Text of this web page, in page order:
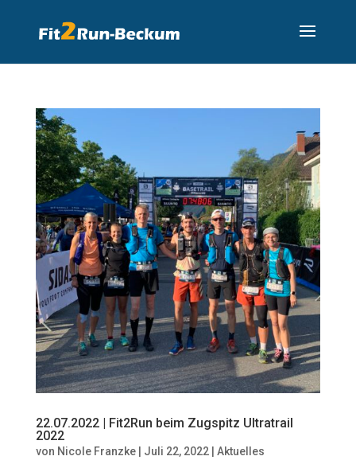
22.07.2022 | Fit2Run beim Zugspitz Ultratrail
2022
von Nicole Franzke| Juli 22, 2022| Aktuelles